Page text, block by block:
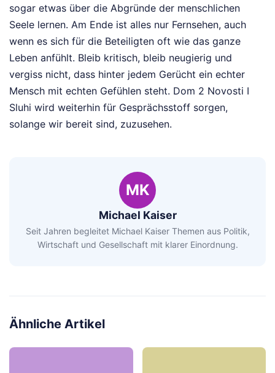
sogar etwas über die Abgründe der menschlichen
Seele lernen. Am Ende ist alles nur Fernsehen, auch
wenn es sich für die Beteiligten oft wie das ganze
Leben anfühlt. Bleib kritisch, bleib neugierig und
vergiss nicht, dass hinter jedem Gerücht ein echter
Mensch mit echten Gefühlen steht. Dom 2 Novosti I
Sluhi wird weiterhin für Gesprächsstoff sorgen,
solange wir bereit sind, zuzusehen.
MK
Michael Kaiser
Seit Jahren begleitet Michael Kaiser Themen aus Politik,
Wirtschaft und Gesellschaft mit klarer Einordnung.
Ähnliche Artikel